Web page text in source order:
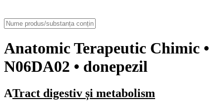
Anatomic Terapeutic Chimic •
N06DA02 • donepezil
ATract digestiv și metabolism